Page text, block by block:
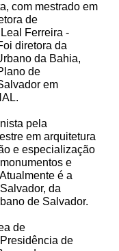
com mestrado em
de
Ferreira -
diretora da
da Bahia,
de
em
pela
em arquitetura
e especialização
e
é a
da
de Salvador.
de
de